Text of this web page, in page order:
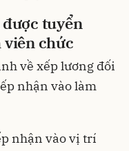
tuyển
viên chức
về xếp lương đối
nhận vào làm
nhận vào vị trí